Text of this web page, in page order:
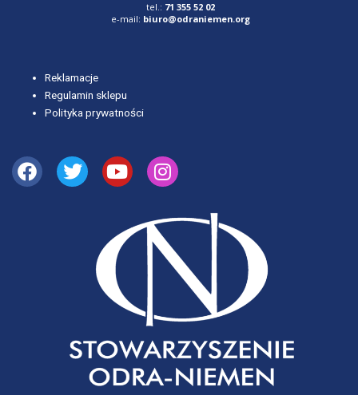
tel.: 71 355 52 02
e-mail: biuro@odraniemen.org
Reklamacje
Regulamin sklepu
Polityka prywatności
Facebook
TwitterYoutubeInstagram